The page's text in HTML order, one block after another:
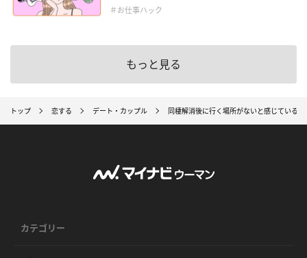
＃お仕事ハック
もっと見る
トップ 恋する デート・カップル 同棲解消後に行く場所がないと感じている
カテゴリー